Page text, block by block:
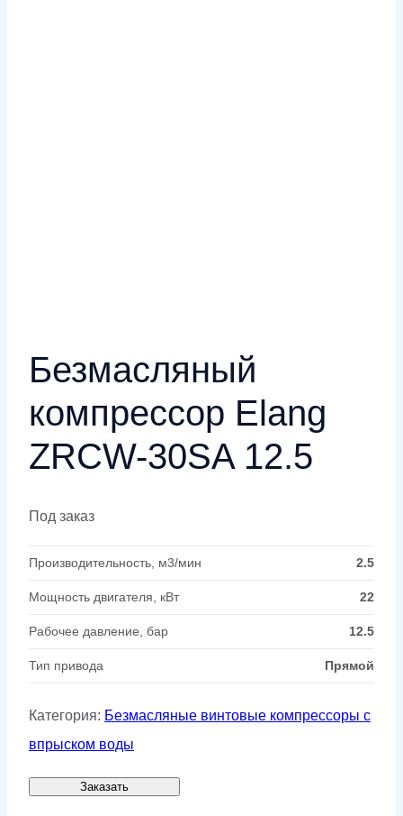
Безмасляный
компрессор Elang
ZRCW-30SA 12.5
Под заказ
Производительность, м3/мин 2.5
Мощность двигателя, кВт 22
Рабочее давление, бар 12.5
Тип привода Прямой
Категория: Безмасляные винтовые компрессоры с
впрыском воды
Заказать